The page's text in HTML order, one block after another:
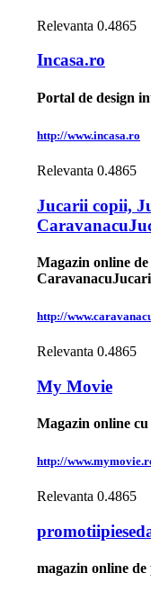
Relevanta 0.4865
Incasa.ro
Portal de design
http://www.incasa.ro
Relevanta 0.4865
Jucarii copii,
Magazin online
http://
Relevanta 0.4865
My Movie
Magazin online cu
http://
Relevanta 0.4865
magazin online de